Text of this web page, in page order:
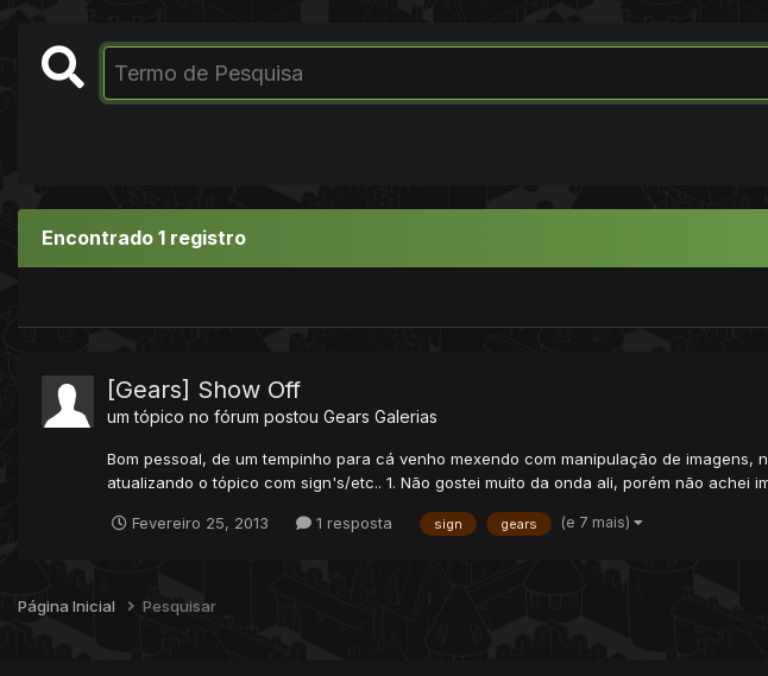
Encontrado 1 registro
[Gears] Show Off
um tópico no fórum postou Gears Galerias
Bom pessoal, de um tempinho para cá venho mexendo com manipulação de
atualizando o tópico com sign's/etc.. 1. Não gostei muito da onda ali, porém não achei
Fevereiro 25, 2013 1 resposta sign gears (e 7 mais)
Página Inicial Pesquisar